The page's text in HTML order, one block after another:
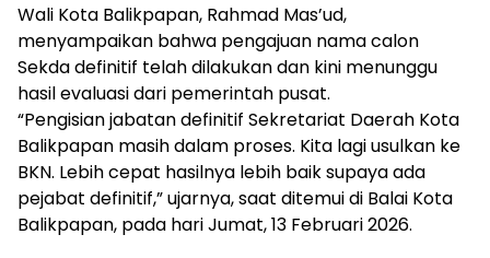
Wali Kota Balikpapan, Rahmad Mas’ud,
menyampaikan bahwa pengajuan nama calon
Sekda definitif telah dilakukan dan kini menunggu
hasil evaluasi dari pemerintah pusat.
“Pengisian jabatan definitif Sekretariat Daerah Kota
Balikpapan masih dalam proses. Kita lagi usulkan ke
BKN. Lebih cepat hasilnya lebih baik supaya ada
pejabat definitif,” ujarnya, saat ditemui di Balai Kota
Balikpapan, pada hari Jumat, 13 Februari 2026.